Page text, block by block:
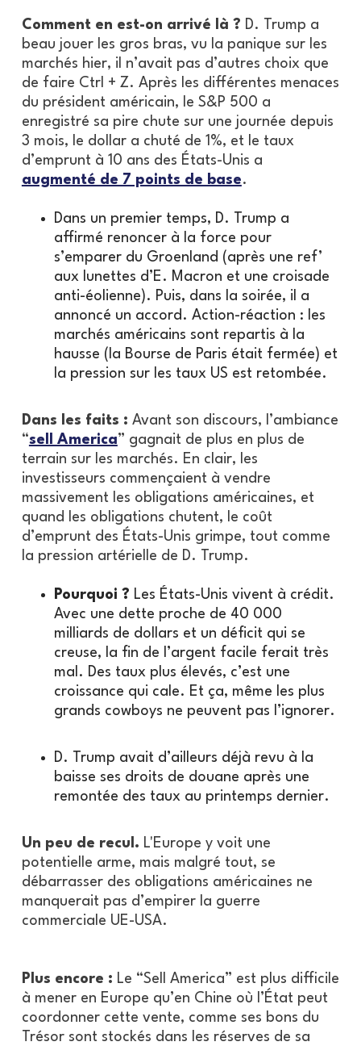
Comment en est-on arrivé là ? D. Trump a
beau jouer les gros bras, vu la panique sur les
marchés hier, il n’avait pas d’autres choix que
de faire Ctrl + Z. Après les différentes menaces
du président américain, le S&P 500 a
enregistré sa pire chute sur une journée depuis
3 mois, le dollar a chuté de 1%, et le taux
d’emprunt à 10 ans des États-Unis a
augmenté de 7 points de base.
Dans un premier temps, D. Trump a
affirmé renoncer à la force pour
s’emparer du Groenland (après une ref’
aux lunettes d’E. Macron et une croisade
anti-éolienne). Puis, dans la soirée, il a
annoncé un accord. Action-réaction : les
marchés américains sont repartis à la
hausse (la Bourse de Paris était fermée) et
la pression sur les taux US est retombée.
Dans les faits : Avant son discours, l’ambiance
“sell America” gagnait de plus en plus de
terrain sur les marchés. En clair, les
investisseurs commençaient à vendre
massivement les obligations américaines, et
quand les obligations chutent, le coût
d’emprunt des États-Unis grimpe, tout comme
la pression artérielle de D. Trump.
Pourquoi ? Les États-Unis vivent à crédit.
Avec une dette proche de 40 000
milliards de dollars et un déficit qui se
creuse, la fin de l’argent facile ferait très
mal. Des taux plus élevés, c’est une
croissance qui cale. Et ça, même les plus
grands cowboys ne peuvent pas l’ignorer.
D. Trump avait d’ailleurs déjà revu à la
baisse ses droits de douane après une
remontée des taux au printemps dernier.
Un peu de recul. L'Europe y voit une
potentielle arme, mais malgré tout, se
débarrasser des obligations américaines ne
manquerait pas d’empirer la guerre
commerciale UE-USA.
Plus encore : Le “Sell America” est plus difficile
à mener en Europe qu’en Chine où l’État peut
coordonner cette vente, comme ses bons du
Trésor sont stockés dans les réserves de sa